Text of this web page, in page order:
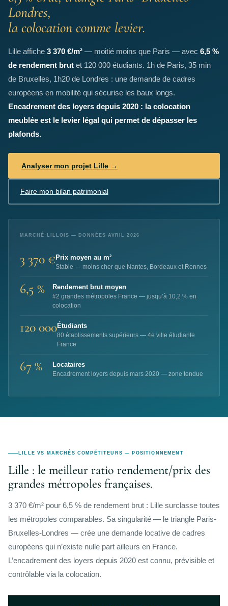
Londres,
la colocation comme levier.
Lille affiche 3 370 €/m² — moitié moins que Paris — avec 6,5 %
de rendement brut et 120 000 étudiants. 1h de Paris, 35 min
de Bruxelles, 1h20 de Londres : une demande de cadres
européens en mobilité qui sécurise les baux longs.
Encadrement des loyers depuis 2020 : la colocation
meublée est le levier légal qui permet de dépasser les
plafonds.
Analyser mon projet Lille →
Faire mon bilan patrimonial
MARCHÉ LILLOIS — DONNÉES AVRIL 2026
3 370 € Prix moyen au m²
Stable — moins cher que Nantes, Bordeaux et Rennes
6,5 % Rendement brut moyen
#2 grandes métropoles France — jusqu’à 10,2 % en
colocation
120 000Étudiants
80 établissements supérieurs — 4e ville étudiante
France
67 % Locataires
Encadrement loyers depuis mars 2020 — zone tendue
LILLE VS MARCHÉS COMPÉTITEURS — POSITIONNEMENT
Lille : le meilleur ratio rendement/prix des
grandes métropoles françaises.
3 370 €/m² pour 6,5 % de rendement brut : Lille surclasse toutes
les métropoles comparables. Sa singularité — le triangle Paris-
Bruxelles-Londres — crée une demande locative de cadres
européens qui n’existe nulle part ailleurs en France.
L’encadrement des loyers depuis 2020 est connu, prévisible et
contrôlable via la colocation.